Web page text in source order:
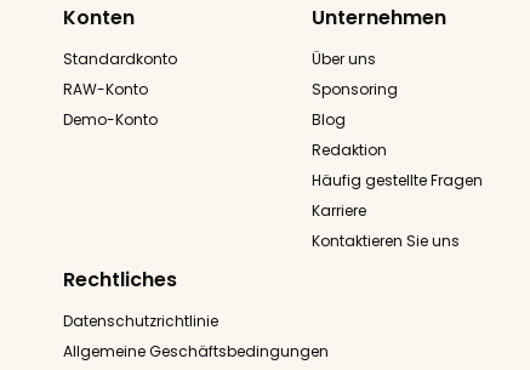
Konten
Standardkonto
RAW-Konto
Demo-Konto
Unternehmen
Über uns
Sponsoring
Blog
Redaktion
Häufig gestellte Fragen
Karriere
Kontaktieren Sie uns
Rechtliches
Datenschutzrichtlinie
Allgemeine Geschäftsbedingungen